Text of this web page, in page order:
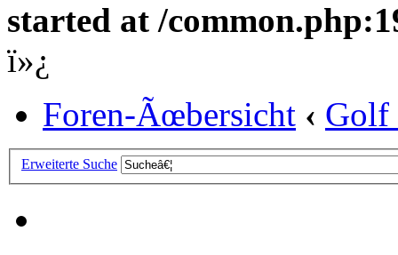
started at /
ï»¿
Foren-Ãœbersicht ‹ Golf
Erweiterte Suche